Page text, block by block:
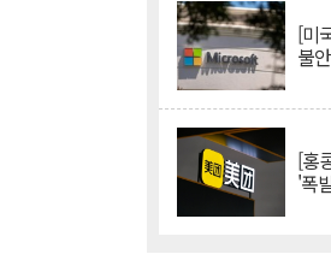
[미
불
[홍
'폭